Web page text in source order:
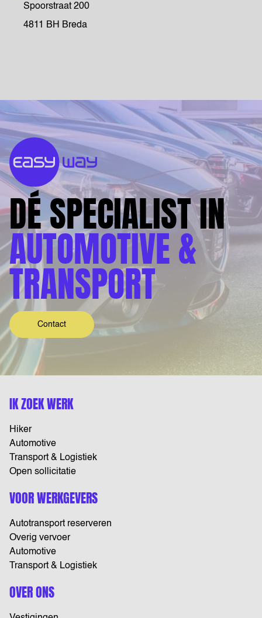
Spoorstraat 200
4811 BH Breda
DÉ SPECIALIST IN
AUTOMOTIVE &
TRANSPORT
Contact
IK ZOEK WERK
Hiker
Automotive
Transport & Logistiek
Open sollicitatie
VOOR WERKGEVERS
Autotransport reserveren
Overig vervoer
Automotive
Transport & Logistiek
OVER ONS